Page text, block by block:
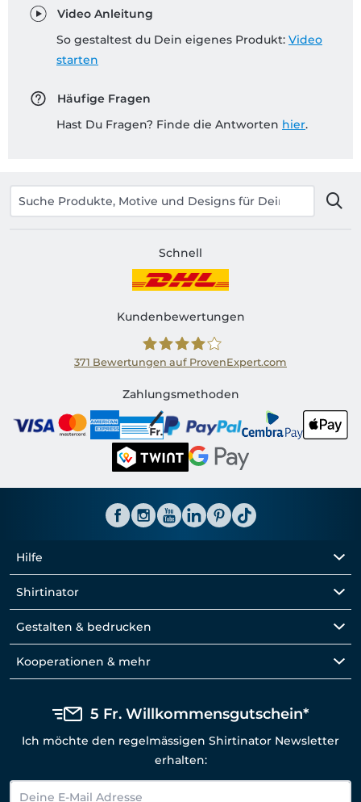
Video Anleitung
So gestaltest du Dein eigenes Produkt: Video
starten
Häufige Fragen
Hast Du Fragen? Finde die Antworten hier.
Schnell
Kundenbewertungen
Shirtinator CH
371 Bewertungen auf ProvenExpert.com
Zahlungsmethoden
Hilfe
Shirtinator
Gestalten & bedrucken
Kooperationen & mehr
5 Fr. Willkommensgutschein*
Ich möchte den regelmässigen Shirtinator Newsletter
erhalten: